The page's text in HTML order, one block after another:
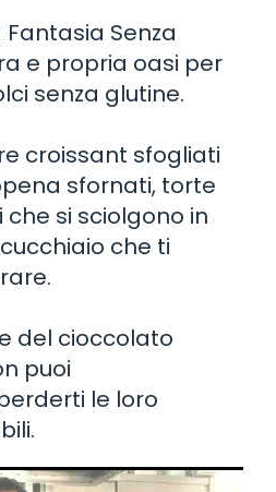
Senza
e propria oasi per
senza glutine.
croissant sfogliati
sfornati, torte
si sciolgono in
che ti
del cioccolato
puoi
le loro